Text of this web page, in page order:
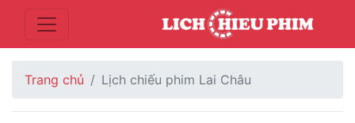
Trang chủ Lịch chiếu phim Lai Châu